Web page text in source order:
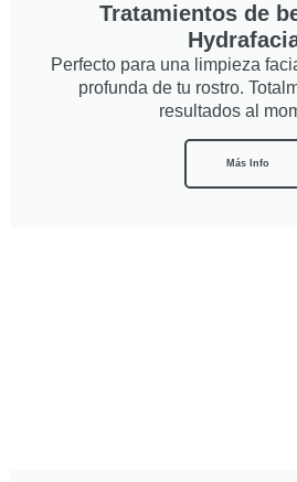
Tratamientos de
Perfecto para una limpieza
profunda de tu rostro.
resultados al
Más Info